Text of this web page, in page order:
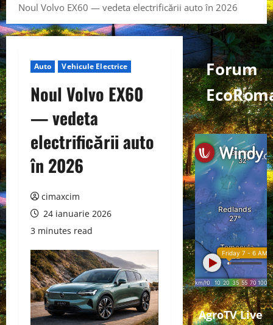
Noul Volvo EX60 — vedeta electrificării auto în 2026
Auto Vehicule Electrice
Noul Volvo EX60
— vedeta
electrificării auto
în 2026
cimaxcim
24 ianuarie 2026
3 minutes read
Forum
AgroTV Live